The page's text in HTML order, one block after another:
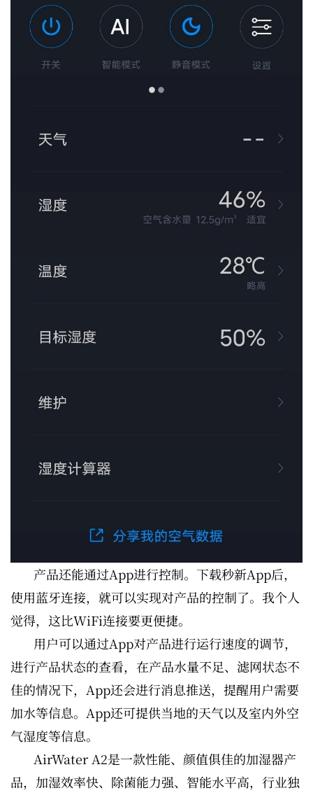
产品还能通过App进行控制。下载秒新App后，
使用蓝牙连接，就可以实现对产品的控制了。我个人
觉得，这比WiFi连接要更便捷。
用户可以通过App对产品进行运行速度的调节，
进行产品状态的查看，在产品水量不足、滤网状态不
佳的情况下，App还会进行消息推送，提醒用户需要
加水等信息。App还可提供当地的天气以及室内外空
气湿度等信息。
AirWater A2是一款性能、颜值俱佳的加湿器产
品，加湿效率快、除菌能力强、智能水平高，行业独